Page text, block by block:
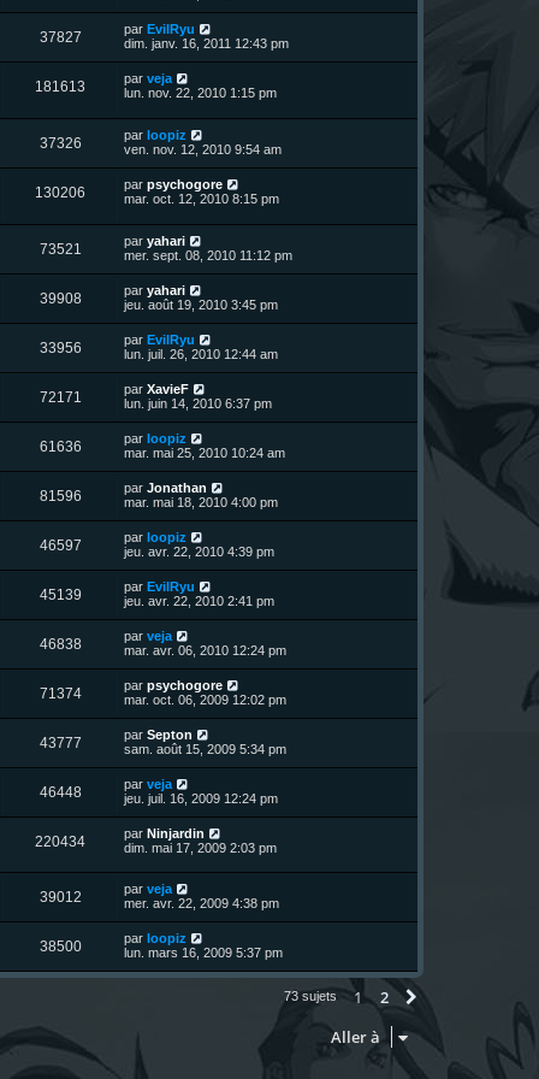
s
s
a
s
r
m
e
s
s
a
e
u
s
i
e
r
m
e
s
a
g
e
37827V
u
D
e
i
e
r
m
e
s
s
a
g
par EvilRyu
dim. janv. 16, 2011 12:43 pm
181613
u
D
e
n
i
e
r
m
e
s
s
a
g
par veja
lun. nov. 22, 2010 1:15 pm
37326V
u
D
e
i
e
e
s
s
a
g
e
par loopiz
ven. nov. 12, 2010 9:54 am
130206
u
D
e
n
i
e
e
s
s
a
g
e
par psychogore
mar. oct. 12, 2010 8:15 pm
73521
u
s
D
e
i
e
r
m
e
s
s
a
g
e
par yahari
mer. sept. 08, 2010 11:12 pm
39908V
u
D
e
i
e
r
m
e
s
s
a
g
e
par yahari
jeu. août 19, 2010 3:45 pm
33956V
u
s
D
e
i
e
r
m
e
s
s
a
g
e
par EvilRyu
lun. juil. 26, 2010 12:44 am
72171
u
s
D
e
i
e
r
m
e
s
s
a
g
e
par XavieF
lun. juin 14, 2010 6:37 pm
61636V
u
s
D
e
i
e
r
m
e
s
s
a
g
e
par loopiz
mar. mai 25, 2010 10:24 am
81596V
u
s
D
e
i
e
r
m
e
s
s
a
g
e
par Jonathan
mar. mai 18, 2010 4:00 pm
46597V
u
s
D
e
i
e
r
m
e
s
s
a
g
e
par loopiz
jeu. avr. 22, 2010 4:39 pm
45139V
u
s
D
e
i
e
r
m
e
s
s
a
g
e
par EvilRyu
jeu. avr. 22, 2010 2:41 pm
46838V
u
s
D
e
i
e
r
m
e
s
s
a
g
e
par veja
mar. avr. 06, 2010 12:24 pm
71374V
u
s
D
e
i
e
r
m
e
s
s
a
g
e
par psychogore
mar. oct. 06, 2009 12:02 pm
43777V
u
s
D
e
i
e
r
m
e
s
a
g
e
par Septon
sam. août 15, 2009 5:34 pm
46448V
u
D
e
i
e
r
m
e
s
s
a
g
e
par veja
jeu. juil. 16, 2009 12:24 pm
220434V
u
D
e
n
i
e
r
m
e
s
s
par Ninjardin
dim. mai 17, 2009 2:03 pm
39012V
u
D
e
i
e
r
par veja
mer. avr. 22, 2009 4:38 pm
38500V
u
D
e
n
par loopiz
lun. mars 16, 2009 5:37 pm
73 sujets 1 2
Aller à